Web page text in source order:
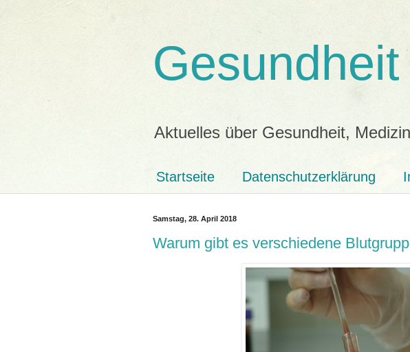
Aktuelles über Gesundheit,
Startseite Datenschutzerklärung
Samstag, 28. April 2018
Warum gibt es verschiedene